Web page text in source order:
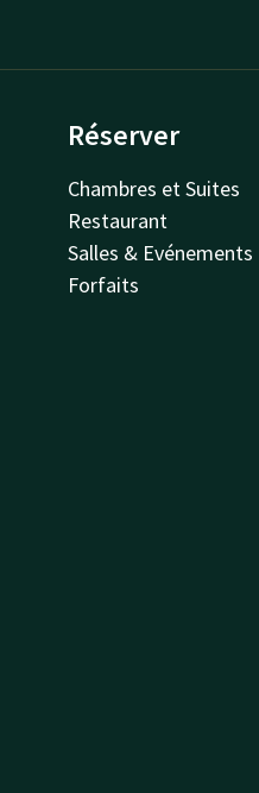
Réserver
Chambres et Suites
Restaurant
Salles & Evénements
Forfaits